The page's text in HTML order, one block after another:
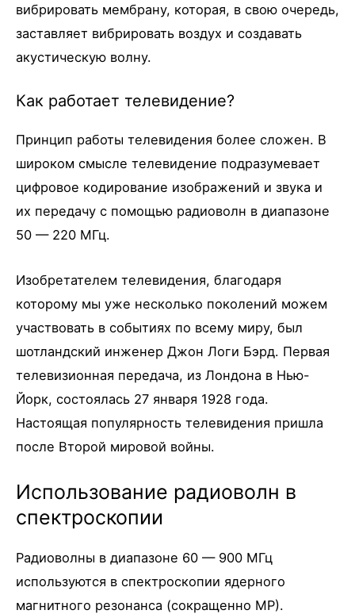
вибрировать мембрану, которая, в свою очередь,
заставляет вибрировать воздух и создавать
акустическую волну.
Как работает телевидение?
Принцип работы телевидения более сложен. В
широком смысле телевидение подразумевает
цифровое кодирование изображений и звука и
их передачу с помощью радиоволн в диапазоне
50 — 220 МГц.
Изобретателем телевидения, благодаря
которому мы уже несколько поколений можем
участвовать в событиях по всему миру, был
шотландский инженер Джон Логи Бэрд. Первая
телевизионная передача, из Лондона в Нью-
Йорк, состоялась 27 января 1928 года.
Настоящая популярность телевидения пришла
после Второй мировой войны.
Использование радиоволн в
спектроскопии
Радиоволны в диапазоне 60 — 900 МГц
используются в спектроскопии ядерного
магнитного резонанса (сокращенно МР).